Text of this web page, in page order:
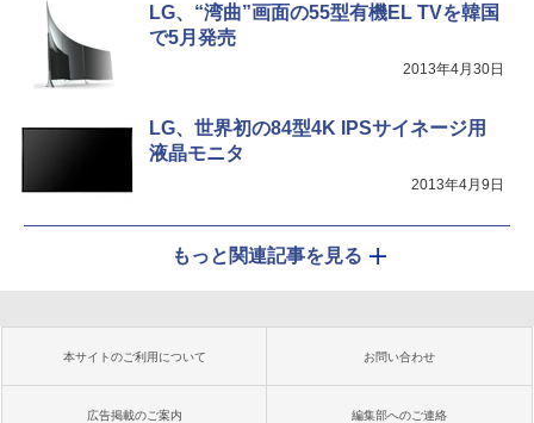
LG、“湾曲”画面の55型有機EL TVを韓国
で5月発売
2013年4月30日
LG、世界初の84型4K IPSサイネージ用
液晶モニタ
2013年4月9日
もっと関連記事を見る
本サイトのご利用について お問い合わせ
広告掲載のご案内 編集部へのご連絡